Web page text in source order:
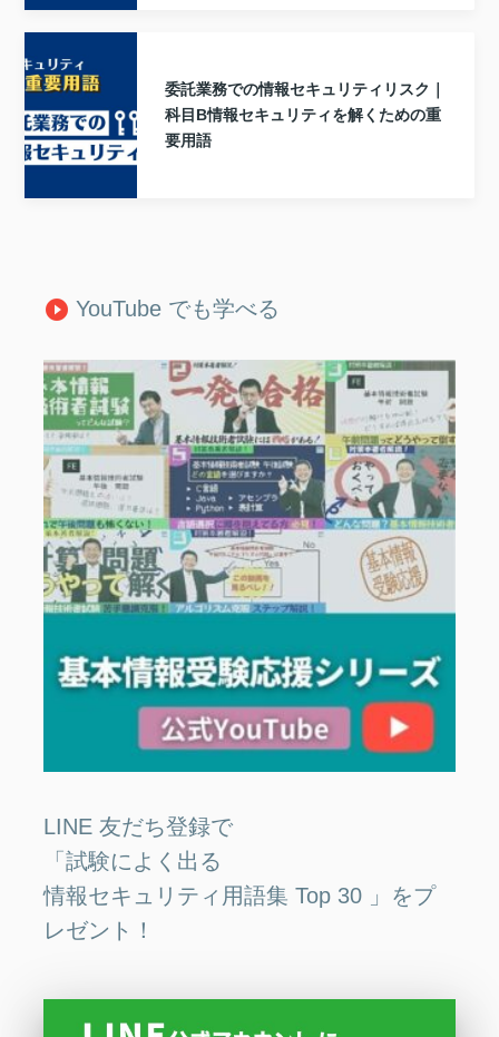
委託業務での情報セキュリティリスク｜
科目B情報セキュリティを解くための重
要用語
play_circle_filled YouTube でも学べる
LINE 友だち登録で
「試験によく出る
情報セキュリティ用語集 Top 30 」をプ
レゼント！